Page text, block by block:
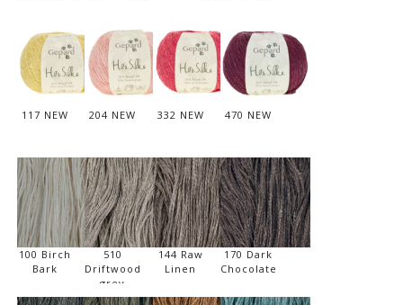
117 NEW 204 NEW 332 NEW 470 NEW
100 Birch
Bark
510
Driftwood
grey
144 Raw
Linen
170 Dark
Chocolate